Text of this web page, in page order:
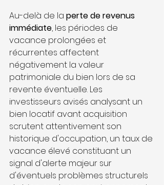
Au-delà de la perte de revenus
immédiate, les périodes de
vacance prolongées et
récurrentes affectent
négativement la valeur
patrimoniale du bien lors de sa
revente éventuelle. Les
investisseurs avisés analysant un
bien locatif avant acquisition
scrutent attentivement son
historique d'occupation, un taux de
vacance élevé constituant un
signal d'alerte majeur sur
d'éventuels problèmes structurels